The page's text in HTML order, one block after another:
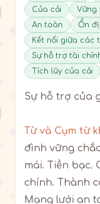
Của cải
Vững
An toàn
Ổn
Kết nối giữa các
Sự hỗ trợ tài
Tích lũy của cải
Sự hỗ trợ của
Từ và Cụm từ
đình vững
mái. Tiền bạc.
chính. Thành
Mạng lưới an